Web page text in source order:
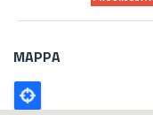
MAPPA
Poligono